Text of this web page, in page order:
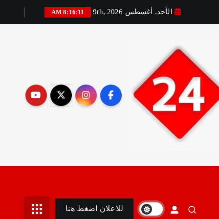
الأحد. أغسطس 9th, 2026 8:16:12 AM
أمين
للاعلان اضغط هنا